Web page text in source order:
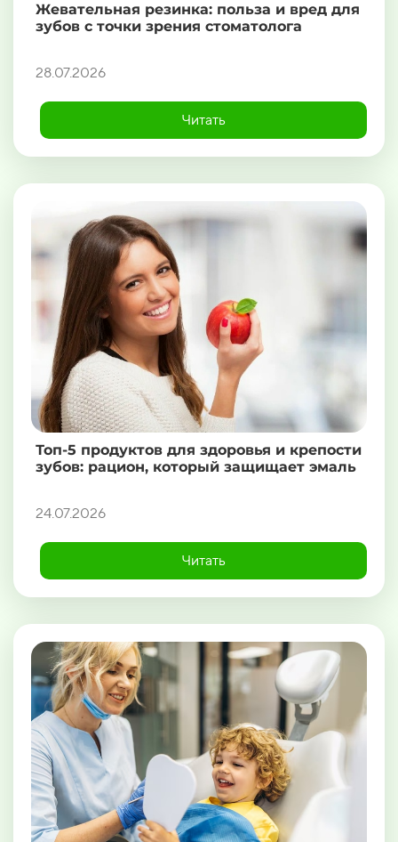
Жевательная резинка: польза и вред для
зубов с точки зрения стоматолога
28.07.2026
Читать
Топ-5 продуктов для здоровья и крепости
зубов: рацион, который защищает эмаль
24.07.2026
Читать